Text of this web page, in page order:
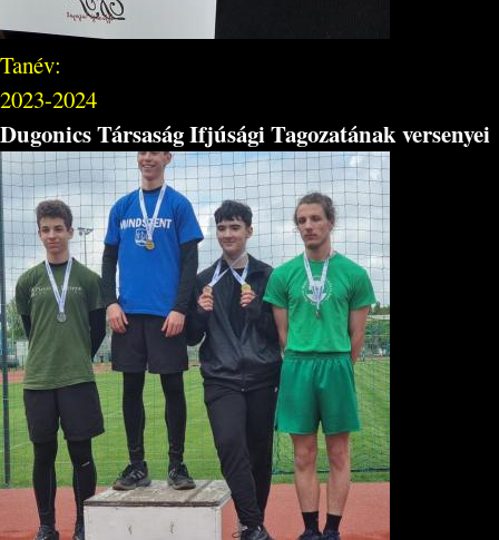
Tanév:
2023-2024
Dugonics Társaság Ifjúsági Tagozatának versenyei